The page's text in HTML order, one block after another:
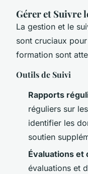
Gérer et Suivre
La gestion et le
sont cruciaux
formation sont
Outils de Suivi
Rapports
réguliers sur
identifier les
soutien
Évaluations et
évaluations et